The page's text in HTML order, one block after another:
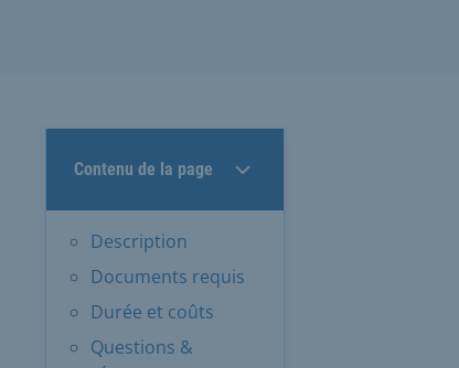
Contenu de la page
Description
Documents requis
Durée et coûts
Questions &